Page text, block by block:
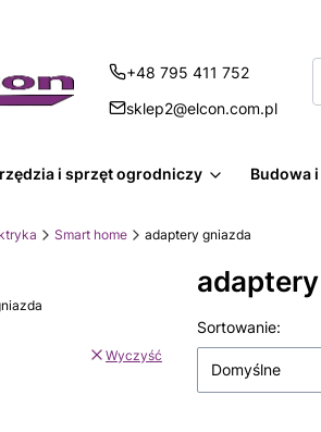
+48 795 411 752
sklep2@elcon.com.pl
i sprzęt ogrodniczy Budowa
Smart home adaptery gniazda
Wyczyść
Lista
Sortowanie:
Domyślne